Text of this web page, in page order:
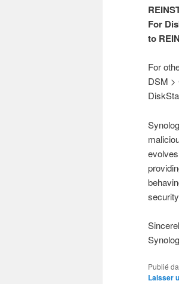
For
to
For
DSM >
Publié
Laisser